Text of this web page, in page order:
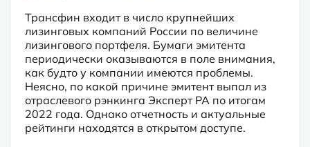
Трансфин входит в число крупнейших
лизинговых компаний России по величине
лизингового портфеля. Бумаги эмитента
периодически оказываются в поле внимания,
как будто у компании имеются проблемы.
Неясно, по какой причине эмитент выпал из
отраслевого рэнкинга Эксперт РА по итогам
2022 года. Однако отчетность и актуальные
рейтинги находятся в открытом доступе.